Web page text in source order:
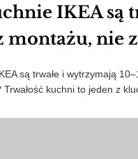
IKEA są
montażu, nie
są trwałe i wytrzymają
Trwałość kuchni to jeden z